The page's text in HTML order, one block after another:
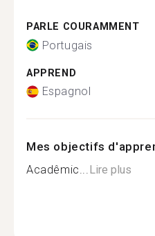
PARLE COURAMMENT
Portugais
APPREND
Espagnol
Mes objectifs
Acadêmic...Lire plus